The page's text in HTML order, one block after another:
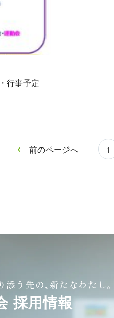
行事予定
前のページへ 1
う先の、新たなわたし。
採用情報